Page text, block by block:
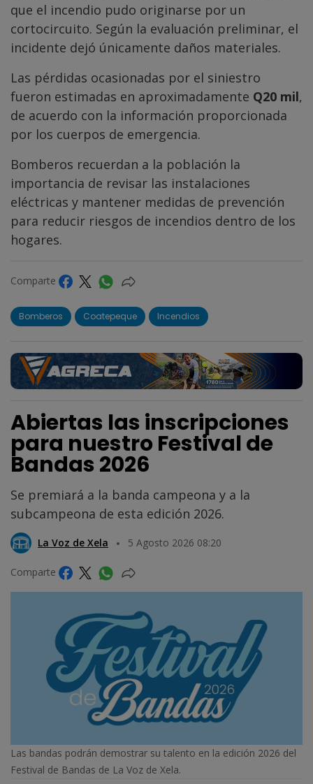
que el incendio pudo originarse por un
cortocircuito. Según la evaluación preliminar, el
incidente dejó únicamente daños materiales.
Las pérdidas ocasionadas por el siniestro
fueron estimadas en aproximadamente Q20 mil,
de acuerdo con la información proporcionada
por los cuerpos de emergencia.
Bomberos recuerdan a la población la
importancia de revisar las instalaciones
eléctricas y mantener medidas de prevención
para reducir riesgos de incendios dentro de los
hogares.
Comparte
Bomberos Coatepeque Incendios
Abiertas las inscripciones
para nuestro Festival de
Bandas 2026
Se premiará a la banda campeona y a la
subcampeona de esta edición 2026.
La Voz de Xela 5 Agosto 2026 08:20
Comparte
Las bandas podrán demostrar su talento en la edición 2026 del
Festival de Bandas de La Voz de Xela.